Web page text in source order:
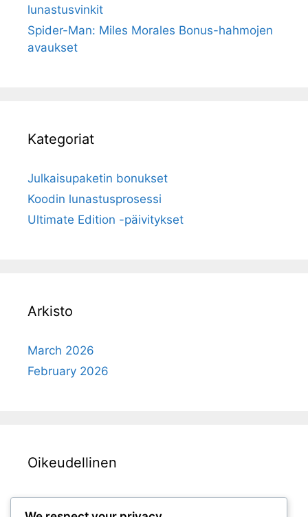
lunastusvinkit
Spider-Man: Miles Morales Bonus-hahmojen
avaukset
Kategoriat
Julkaisupaketin bonukset
Koodin lunastusprosessi
Ultimate Edition -päivitykset
Arkisto
March 2026
February 2026
Oikeudellinen
Ota yhteyttä meihin